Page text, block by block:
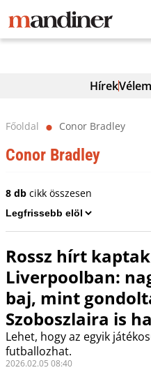
Hírek
Főoldal ⬤ Conor Bradley
Conor Bradley
8 dbcikk összesen
Rossz hírt kaptak
Liverpoolban:
baj, mint
Szoboszlaira is
Lehet, hogy az egyik
futballozhat.
2026.02.05 08:40